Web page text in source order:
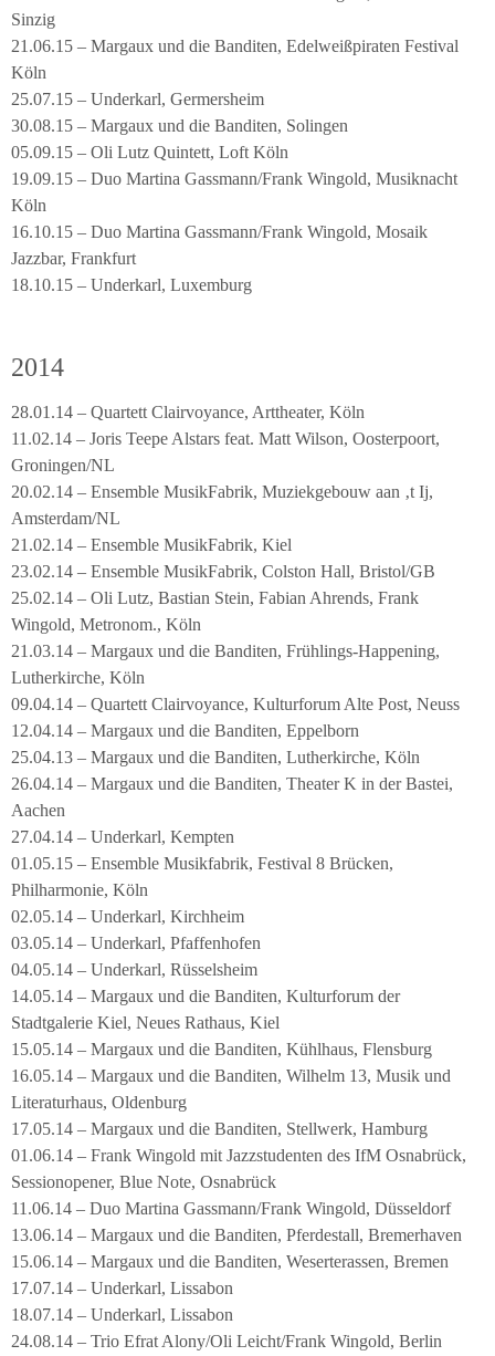
Sinzig
21.06.15 – Margaux und die Banditen, Edelweißpiraten Festival
Köln
25.07.15 – Underkarl, Germersheim
30.08.15 – Margaux und die Banditen, Solingen
05.09.15 – Oli Lutz Quintett, Loft Köln
19.09.15 – Duo Martina Gassmann/Frank Wingold, Musiknacht
Köln
16.10.15 – Duo Martina Gassmann/Frank Wingold, Mosaik
Jazzbar, Frankfurt
18.10.15 – Underkarl, Luxemburg
2014
28.01.14 – Quartett Clairvoyance, Arttheater, Köln
11.02.14 – Joris Teepe Alstars feat. Matt Wilson, Oosterpoort,
Groningen/NL
20.02.14 – Ensemble MusikFabrik, Muziekgebouw aan ‚t Ij,
Amsterdam/NL
21.02.14 – Ensemble MusikFabrik, Kiel
23.02.14 – Ensemble MusikFabrik, Colston Hall, Bristol/GB
25.02.14 – Oli Lutz, Bastian Stein, Fabian Ahrends, Frank
Wingold, Metronom., Köln
21.03.14 – Margaux und die Banditen, Frühlings-Happening,
Lutherkirche, Köln
09.04.14 – Quartett Clairvoyance, Kulturforum Alte Post, Neuss
12.04.14 – Margaux und die Banditen, Eppelborn
25.04.13 – Margaux und die Banditen, Lutherkirche, Köln
26.04.14 – Margaux und die Banditen, Theater K in der Bastei,
Aachen
27.04.14 – Underkarl, Kempten
01.05.15 – Ensemble Musikfabrik, Festival 8 Brücken,
Philharmonie, Köln
02.05.14 – Underkarl, Kirchheim
03.05.14 – Underkarl, Pfaffenhofen
04.05.14 – Underkarl, Rüsselsheim
14.05.14 – Margaux und die Banditen, Kulturforum der
Stadtgalerie Kiel, Neues Rathaus, Kiel
15.05.14 – Margaux und die Banditen, Kühlhaus, Flensburg
16.05.14 – Margaux und die Banditen, Wilhelm 13, Musik und
Literaturhaus, Oldenburg
17.05.14 – Margaux und die Banditen, Stellwerk, Hamburg
01.06.14 – Frank Wingold mit Jazzstudenten des IfM Osnabrück,
Sessionopener, Blue Note, Osnabrück
11.06.14 – Duo Martina Gassmann/Frank Wingold, Düsseldorf
13.06.14 – Margaux und die Banditen, Pferdestall, Bremerhaven
15.06.14 – Margaux und die Banditen, Weserterassen, Bremen
17.07.14 – Underkarl, Lissabon
18.07.14 – Underkarl, Lissabon
24.08.14 – Trio Efrat Alony/Oli Leicht/Frank Wingold, Berlin